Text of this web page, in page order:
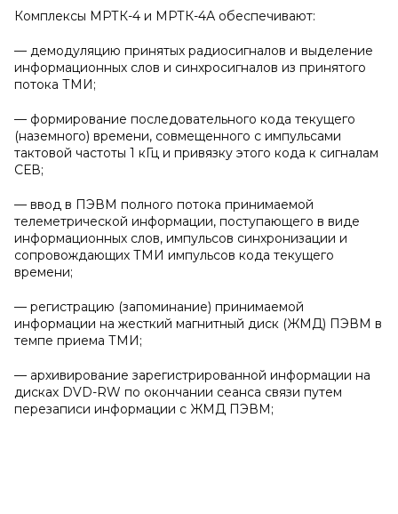
Комплексы МРТК-4 и МРТК-4А обеспечивают:
— демодуляцию принятых радиосигналов и выделение
информационных слов и синхросигналов из принятого
потока ТМИ;
— формирование последовательного кода текущего
(наземного) времени, совмещенного с импульсами
тактовой частоты 1 кГц и привязку этого кода к сигналам
СЕВ;
— ввод в ПЭВМ полного потока принимаемой
телеметрической информации, поступающего в виде
информационных слов, импульсов синхронизации и
сопровождающих ТМИ импульсов кода текущего
времени;
— регистрацию (запоминание) принимаемой
информации на жесткий магнитный диск (ЖМД) ПЭВМ в
темпе приема ТМИ;
— архивирование зарегистрированной информации на
дисках DVD-RW по окончании сеанса связи путем
перезаписи информации с ЖМД ПЭВМ;